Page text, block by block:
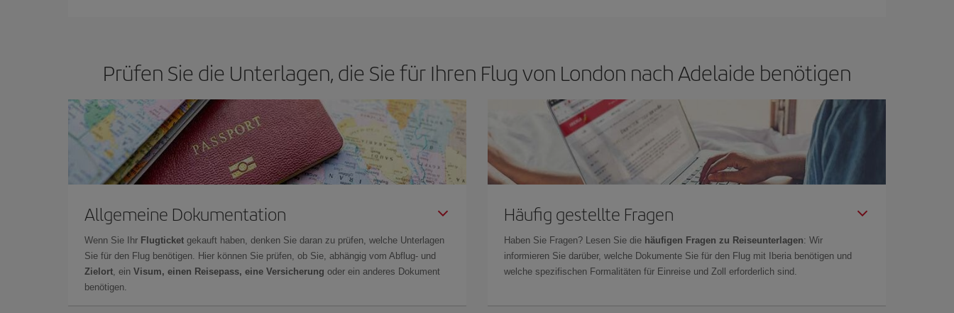
Prüfen Sie die Unterlagen, die Sie für Ihren Flug von London nach Adelaide benötigen
Allgemeine Dokumentation
Wenn Sie Ihr Flugticket gekauft haben, denken Sie daran zu prüfen, welche Unterlagen
Sie für den Flug benötigen. Hier können Sie prüfen, ob Sie, abhängig vom Abflug- und
Zielort, ein Visum, einen Reisepass, eine Versicherung oder ein anderes Dokument
benötigen.
Häufig gestellte Fragen
Haben Sie Fragen? Lesen Sie die häufigen Fragen zu Reiseunterlagen: Wir
informieren Sie darüber, welche Dokumente Sie für den Flug mit Iberia benötigen und
welche spezifischen Formalitäten für Einreise und Zoll erforderlich sind.